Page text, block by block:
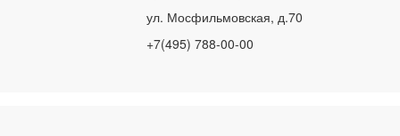
ул. Мосфильмовская, д.70
+7(495) 788-00-00